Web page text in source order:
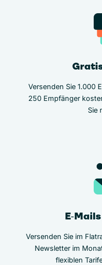
Versenden Sie 1.000
250 Empfänger
Sie
Versenden Sie im
Newsletter im
flexiblen